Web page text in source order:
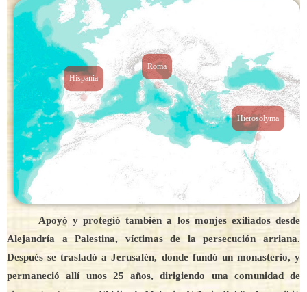
Roma
Hierosolyma
Hispania
Apoyó y protegió también a los monjes exiliados desde
Alejandría a Palestina, víctimas de la persecución arriana.
Después se trasladó a Jerusalén, donde fundó un monasterio, y
permaneció allí unos 25 años, dirigiendo una comunidad de